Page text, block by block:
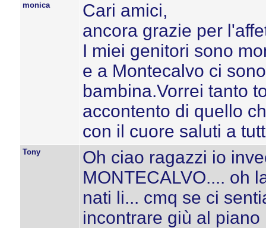
monica
Cari amici,
ancora grazie per
I miei genitori sono
e a Montecalvo ci
bambina.Vorrei tanto
accontento di quello
con il cuore saluti a
Tony
Oh ciao ragazzi io
MONTECALVO.... oh
nati li... cmq se ci
incontrare giù al